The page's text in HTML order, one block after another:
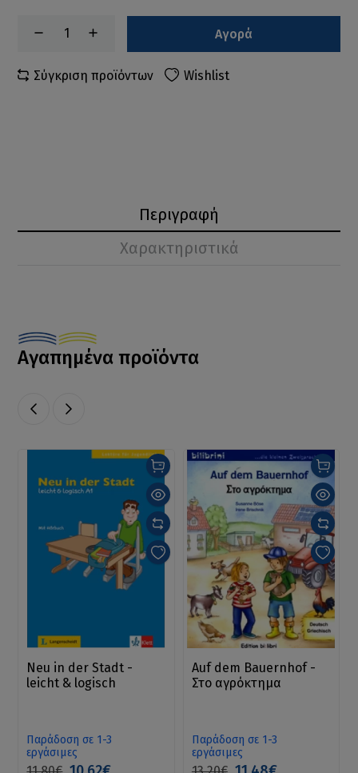
Αγορά
Σύγκριση προϊόντων Wishlist
Περιγραφή
Χαρακτηριστικά
Αγαπημένα προϊόντα
Neu in der Stadt -
leicht & logisch
Παράδοση σε 1-3
εργάσιμες
Auf dem Bauernhof -
Στο αγρόκτημα
Παράδοση σε 1-3
εργάσιμες